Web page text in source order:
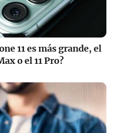
11 es más grande, el
o el 11 Pro?